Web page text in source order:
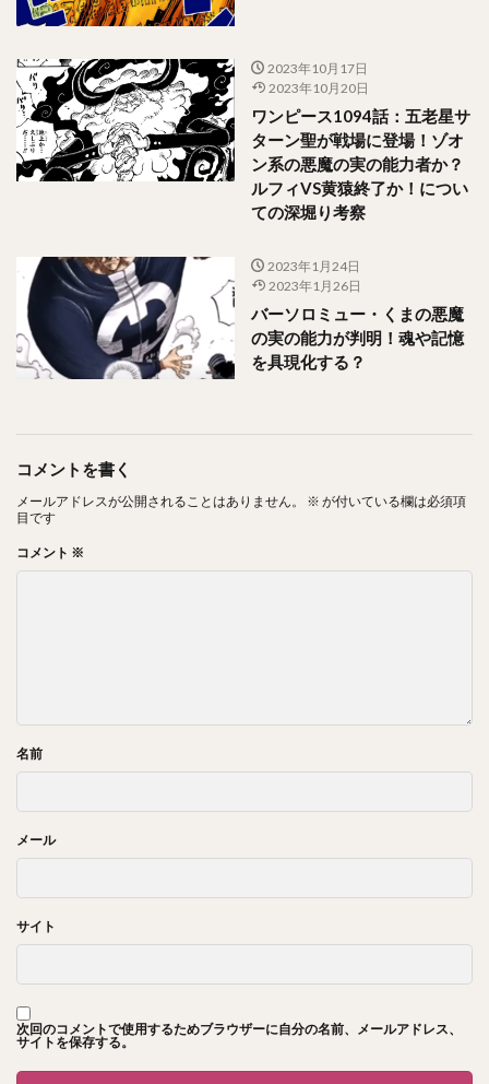
2023年10月17日
2023年10月20日
ワンピース1094話：五老星サ
ターン聖が戦場に登場！ゾオ
ン系の悪魔の実の能力者か？
ルフィVS黄猿終了か！につい
ての深堀り考察
2023年1月24日
2023年1月26日
バーソロミュー・くまの悪魔
の実の能力が判明！魂や記憶
を具現化する？
コメントを書く
メールアドレスが公開されることはありません。 ※ が付いている欄は必須項
目です
コメント ※
名前
メール
サイト
次回のコメントで使用するためブラウザーに自分の名前、メールアドレス、
サイトを保存する。